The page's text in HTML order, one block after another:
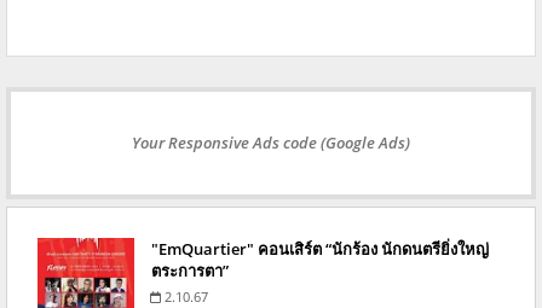
Your Responsive Ads code (Google Ads)
"EmQuartier" คอนเสิร์ต “นักร้อง นักดนตรียิ่งใหญ่
ตระการตา”
2.10.67